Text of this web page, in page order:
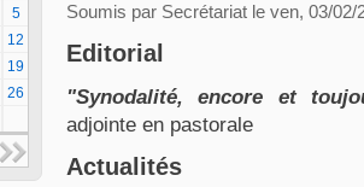
Soumis par Secrétariat le ven, 03/02/
Editorial
"Synodalité, encore et
adjointe en pastorale
Actualités
5
12
19
26